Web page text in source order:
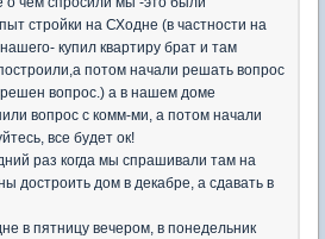
стройки на СХодне (в частности на
купил квартиру брат и там
потом начали решать вопрос
вопрос.) а в нашем доме
вопрос с комм-ми, а потом начали
все будет ок!
раз когда мы спрашивали там на
достроить дом в декабре, а сдавать в
в пятницу вечером, в понедельник